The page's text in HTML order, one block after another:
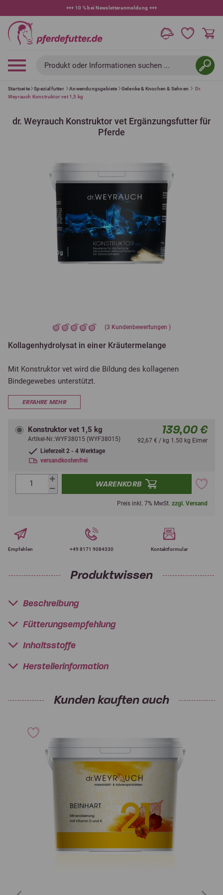
+++ 10 % bei Newsletteranmeldung +++
Produkt oder Informationen suchen ...
Startseite Spezialfutter Anwendungsgebiete Gelenke & Knochen & Sehnen
Dr.
Weyrauch Konstruktor vet 1,5 kg
dr. Weyrauch Konstruktor vet Ergänzungsfutter für
Pferde
(3 Kundenbewertungen )
Kollagenhydrolysat in einer Kräutermelange
Mit Konstruktor vet wird die Bildung des kollagenen
Bindegewebes unterstützt.
ERFAHRE MEHR
Konstruktor vet 1,5 kg
Artikel-Nr.:WYF38015 (WYF38015)
Lieferzeit 2 - 4 Werktage
versandkostenfrei
139,00 €
92,67 € / kg 1.50 kg Eimer
WARENKORB
Preis inkl. 7% MwSt. zzgl. Versand
Empfehlen +49 8171 9084330 Kontaktformular
Produktwissen
Beschreibung
Fütterungsempfehlung
Inhaltsstoffe
Herstellerinformation
Kunden kauften auch